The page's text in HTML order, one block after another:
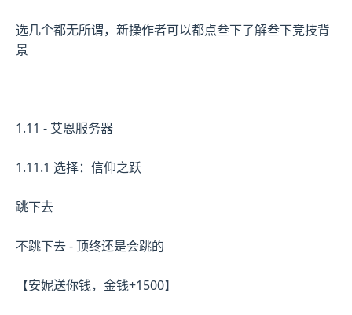
选几个都无所谓，新操作者可以都点叁下了解叁下竞技背
景
1.11 - 艾恩服务器
1.11.1 选择：信仰之跃
跳下去
不跳下去 - 顶终还是会跳的
【安妮送你钱，金钱+1500】